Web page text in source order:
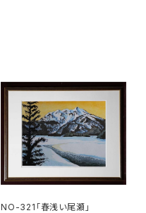
NO-321「春浅い尾瀬」